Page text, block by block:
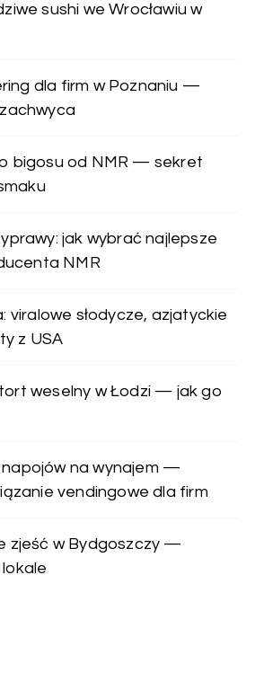
sushi we Wrocławiu w
dla firm w Poznaniu —
bigosu od NMR — sekret
jak wybrać najlepsze
NMR
viralowe słodycze, azjatyckie
z USA
weselny w Łodzi — jak go
napojów na wynajem —
vendingowe dla firm
zjeść w Bydgoszczy —